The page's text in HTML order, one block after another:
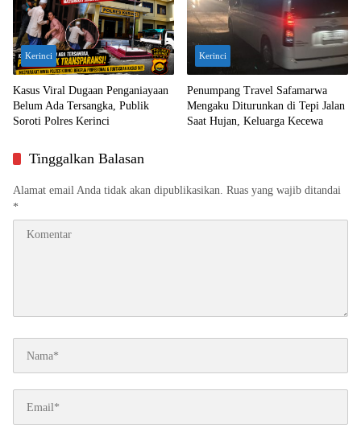
Kerinci
Kasus Viral Dugaan Penganiayaan
Belum Ada Tersangka, Publik
Soroti Polres Kerinci
Kerinci
Penumpang Travel Safamarwa
Mengaku Diturunkan di Tepi Jalan
Saat Hujan, Keluarga Kecewa
Tinggalkan Balasan
Alamat email Anda tidak akan dipublikasikan. Ruas yang wajib ditandai
*